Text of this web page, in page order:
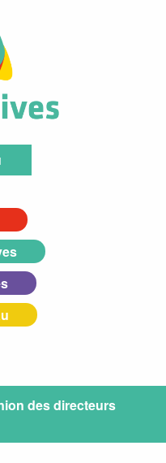
des directeurs